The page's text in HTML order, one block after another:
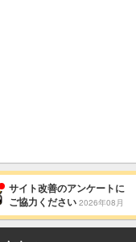
サイト改善のアンケートに
ご協力ください 2026年08月